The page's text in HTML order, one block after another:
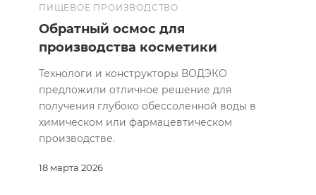
ПИЩЕВОЕ ПРОИЗВОДСТВО
18 марта 2026
Обратный осмос для
производства косметики
Технологи и конструкторы ВОДЭКО
предложили отличное решение для
получения глубоко обессоленной воды в
химическом или фармацевтическом
производстве.